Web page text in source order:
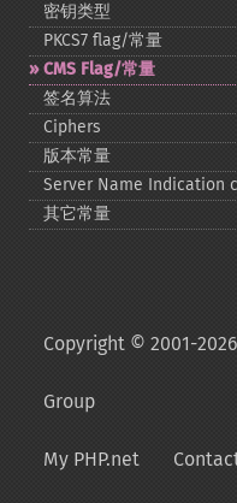
密钥类型
PKCS7 flag/常量
CMS Flag/常量
签名算法
Ciphers
版本常量
Server Name Indication
其它常量
Copyright © 2001-
Group
My PHP.net